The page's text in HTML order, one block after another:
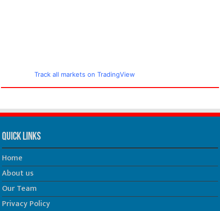
Track all markets on TradingView
Quick Links
Home
About us
Our Team
Privacy Policy